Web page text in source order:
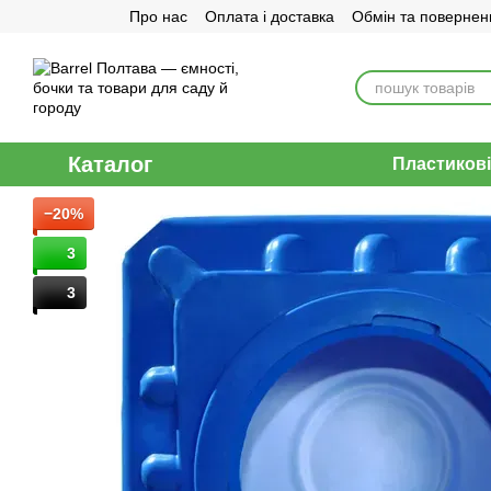
Перейти до основного контенту
Про нас Оплата і доставка
Обмін та
Каталог
−20%
3
3